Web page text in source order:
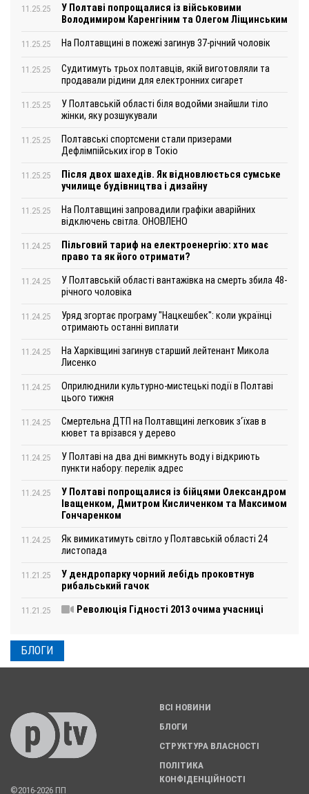
11.25.25
У Полтаві попрощалися із військовими
Володимиром Каренгіним та Олегом Ліщинським
11.25.25 На Полтавщині в пожежі загинув 37-річний чоловік
11.25.25
Судитимуть трьох полтавців, якій виготовляли та
продавали рідини для електронних сигарет
11.25.25
У Полтавській області біля водойми знайшли тіло
жінки, яку розшукували
11.25.25
Полтавські спортсмени стали призерами
Дефлімпійських ігор в Токіо
11.25.25
Після двох шахедів. Як відновлюється сумське
училище будівництва і дизайну
11.25.25
На Полтавщині запровадили графіки аварійних
відключень світла. ОНОВЛЕНО
11.24.25
Пільговий тариф на електроенергію: хто має
право та як його отримати?
11.24.25
У Полтавській області вантажівка на смерть збила 48-
річного чоловіка
11.24.25
Уряд згортає програму "Нацкешбек": коли українці
отримають останні виплати
11.24.25
На Харківщині загинув старший лейтенант Микола
Лисенко
11.24.25
Оприлюднили культурно-мистецькі події в Полтаві
цього тижня
11.24.25
Смертельна ДТП на Полтавщині легковик з‘їхав в
кювет та врізався у дерево
11.24.25
У Полтаві на два дні вимкнуть воду і відкриють
пункти набору: перелік адрес
11.24.25
У Полтаві попрощалися із бійцями Олександром
Іващенком, Дмитром Кисличенком та Максимом
Гончаренком
11.24.25
Як вимикатимуть світло у Полтавській області 24
листопада
11.21.25
У дендропарку чорний лебідь проковтнув
рибальський гачок
11.21.25 Революція Гідності 2013 очима учасниці
БЛОГИ
©2016-2026 ПП
ВСІ НОВИНИ
БЛОГИ
СТРУКТУРА ВЛАСНОСТІ
ПОЛІТИКА
КОНФІДЕНЦІЙНОСТІ